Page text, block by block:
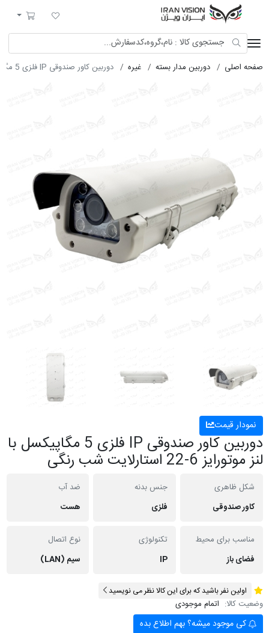
لیست مورد علاقه
سبد خرید
صفحه اصلی دوربین مدار بسته غیره دوربین کاور صندوقی IP فلزی 5 مگاپیکسل با لنز موتورایز 6-22 استارلایت شب رنگی
نمودار قیمت
دوربین کاور صندوقی IP فلزی 5 مگاپیکسل با
لنز موتورایز 6-22 استارلایت شب رنگی
شکل ظاهری
کاور صندوقی
جنس بدنه
فلزی
ضد آب
هست
مناسب برای محیط
فضای باز
تکنولوژی
IP
نوع اتصال
سیم (LAN)
اولین نفر باشید که برای این کالا نظر می نویسید
وضعیت کالا: اتمام موجودی
کی موجود میشه؟ بهم اطلاع بده